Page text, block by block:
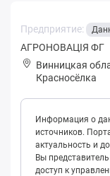
Предприятие:
АГРОНОВАЦІЯ ФГ
Винницкая
Красносёлка
Информация о
источников.
актуальность и
Вы
доступ к